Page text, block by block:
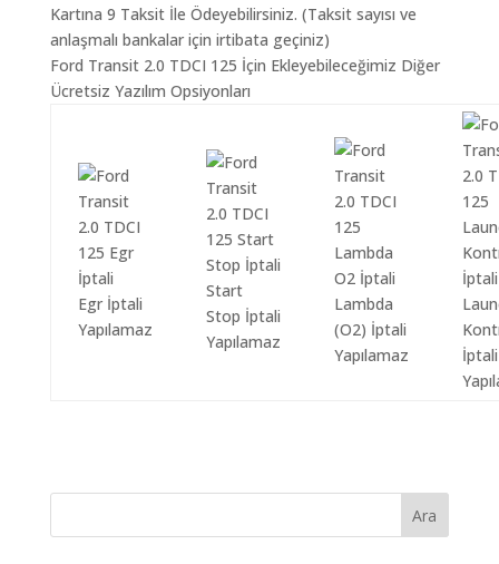
Kartına 9 Taksit İle Ödeyebilirsiniz. (Taksit sayısı ve
anlaşmalı bankalar için irtibata geçiniz)
Ford Transit 2.0 TDCI 125 İçin Ekleyebileceğimiz Diğer
Ücretsiz Yazılım Opsiyonları
Egr İptali
Yapılamaz
Start
Stop İptali
Yapılamaz
Lambda
(O2) İptali
Yapılamaz
İptali
Ara